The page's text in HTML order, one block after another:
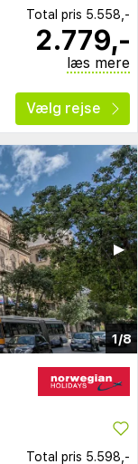
Total pris 5.558,-
2.779,-
læs mere
Vælg rejse
1/8
▶︎
Total pris 5.598,-